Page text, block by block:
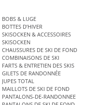
BOBS & LUGE
BOTTES D’HIVER
SKISOCKEN & ACCESSOIRES
SKISOCKEN
CHAUSSURES DE SKI DE FOND
COMBINAISONS DE SKI
FARTS & ENTRETIEN DES SKIS
GILETS DE RANDONNÉE
JUPES TOTAL
MAILLOTS DE SKI DE FOND
PANTALONS-DE-RANDONNEE